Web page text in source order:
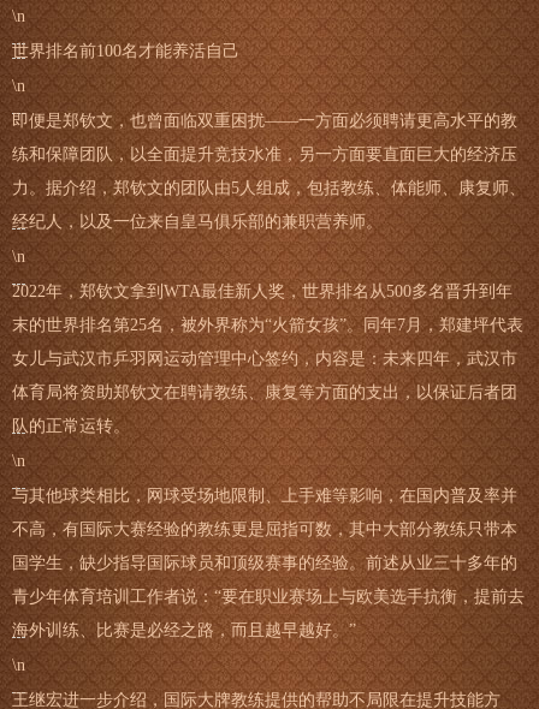
\n
世界排名前100名才能养活自己
\n
即便是郑钦文，也曾面临双重困扰——一方面必须聘请更高水平的教
练和保障团队，以全面提升竞技水准，另一方面要直面巨大的经济压
力。据介绍，郑钦文的团队由5人组成，包括教练、体能师、康复师、
经纪人，以及一位来自皇马俱乐部的兼职营养师。
\n
2022年，郑钦文拿到WTA最佳新人奖，世界排名从500多名晋升到年
末的世界排名第25名，被外界称为“火箭女孩”。同年7月，郑建坪代表
女儿与武汉市乒羽网运动管理中心签约，内容是：未来四年，武汉市
体育局将资助郑钦文在聘请教练、康复等方面的支出，以保证后者团
队的正常运转。
\n
与其他球类相比，网球受场地限制、上手难等影响，在国内普及率并
不高，有国际大赛经验的教练更是屈指可数，其中大部分教练只带本
国学生，缺少指导国际球员和顶级赛事的经验。前述从业三十多年的
青少年体育培训工作者说：“要在职业赛场上与欧美选手抗衡，提前去
海外训练、比赛是必经之路，而且越早越好。”
\n
王继宏进一步介绍，国际大牌教练提供的帮助不局限在提升技能方